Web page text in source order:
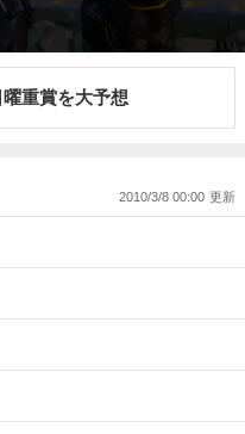
重賞を大予想
2010/3/8 00:00